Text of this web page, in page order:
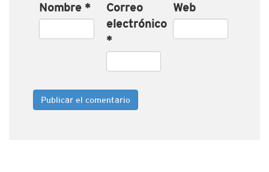
Nombre *
Correo
electrónico
*
Web